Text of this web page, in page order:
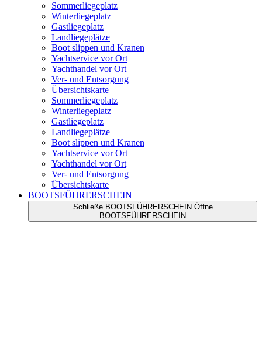
Sommerliegeplatz
Winterliegeplatz
Gastliegeplatz
Landliegeplätze
Boot slippen und Kranen
Yachtservice vor Ort
Yachthandel vor Ort
Ver- und Entsorgung
Übersichtskarte
Sommerliegeplatz
Winterliegeplatz
Gastliegeplatz
Landliegeplätze
Boot slippen und Kranen
Yachtservice vor Ort
Yachthandel vor Ort
Ver- und Entsorgung
Übersichtskarte
BOOTSFÜHRERSCHEIN
Schließe BOOTSFÜHRERSCHEIN Öffne
BOOTSFÜHRERSCHEIN